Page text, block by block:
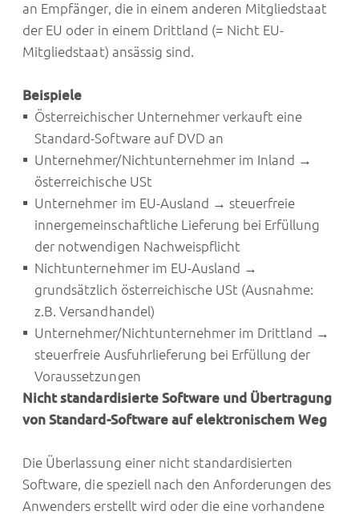
an Empfänger, die in einem anderen Mitgliedstaat
der EU oder in einem Drittland (= Nicht EU-
Mitgliedstaat) ansässig sind.
Beispiele
Österreichischer Unternehmer verkauft eine
Standard-Software auf DVD an
Unternehmer/Nichtunternehmer im Inland →
österreichische USt
Unternehmer im EU-Ausland → steuerfreie
innergemeinschaftliche Lieferung bei Erfüllung
der notwendigen Nachweispflicht
Nichtunternehmer im EU-Ausland →
grundsätzlich österreichische USt (Ausnahme:
z.B. Versandhandel)
Unternehmer/Nichtunternehmer im Drittland →
steuerfreie Ausfuhrlieferung bei Erfüllung der
Voraussetzungen
Nicht standardisierte Software und Übertragung
von Standard-Software auf elektronischem Weg
Die Überlassung einer nicht standardisierten
Software, die speziell nach den Anforderungen des
Anwenders erstellt wird oder die eine vorhandene